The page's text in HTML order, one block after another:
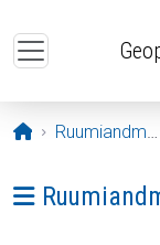
Avaleht
Ruumiandmed
Ava menüü: